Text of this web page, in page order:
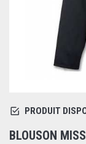
PRODUIT
BLOUSON